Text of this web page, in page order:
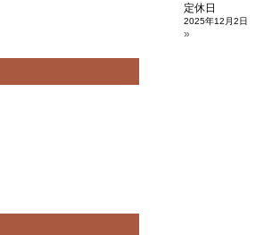
定休日
2025年12月2日
»